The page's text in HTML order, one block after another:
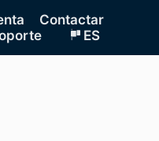
Contactar
ES